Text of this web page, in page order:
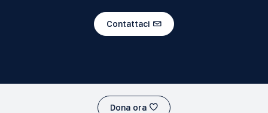
Contattaci
Dona ora